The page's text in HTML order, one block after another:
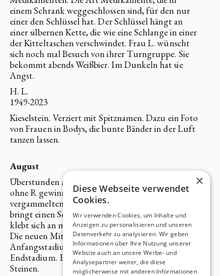
einem Schrank weggeschlossen sind, für den nur
einer den Schlüssel hat. Der Schlüssel hängt an
einer silbernen Kette, die wie eine Schlange in einer
der Kitteltaschen verschwindet. Frau L. wünscht
sich noch mal Besuch von ihrer Turngruppe. Sie
bekommt abends Weißbier. Im Dunkeln hat sie
Angst.
H. L.
1949-2023
Kieselstein. Verziert mit Spitznamen. Dazu ein Foto
von Frauen in Bodys, die bunte Bänder in der Luft
tanzen lassen.
August
Überstunden abfeiern und wenig zu tun. Monate
ohne R gewinnen. Das ist der Ausgleich für die
vergammelten Meeresfrüchte. Daniels Mutter
bringt einen Schokokuchen vorbei. Die Schokolade
klebt sich an meinen Gaumen und ich ersticke fast.
Die neuen Mitarbeiter kommen. Menschen im
Anfangsstadium treffen auf solche im
Endstadium. Einer fragt, wozu das mit den
Steinen.
×
Diese Webseite verwendet
Cookies.
Wir verwenden Cookies, um Inhalte und
Anzeigen zu personalisieren und unseren
Datenverkehr zu analysieren. Wir geben
Informationen über Ihre Nutzung unserer
Website auch an unsere Werbe- und
Analysepartner weiter, die diese
möglicherweise mit anderen Informationen